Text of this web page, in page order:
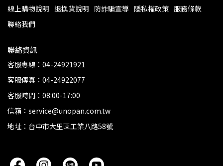
線上購物說明 退換貨說明 防詐騙宣導 隱私權政策 服務條款
聯絡我們
聯絡資訊
客服專線：04-24921921
客服傳真：04-24922077
客服時間：08:00-17:00
信箱：service@unopan.com.tw
地址：台中市大里區工業八路58號